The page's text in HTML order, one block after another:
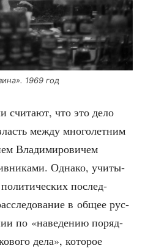
1969 год
счи­та­ют, что это дело
меж­ду мно­го­лет­ним
Вла­ди­ми­ро­ви­чем
Одна­ко, учи­ты­
послед­
в общее рус­
по «наве­де­нию поряд­
дела», кото­рое